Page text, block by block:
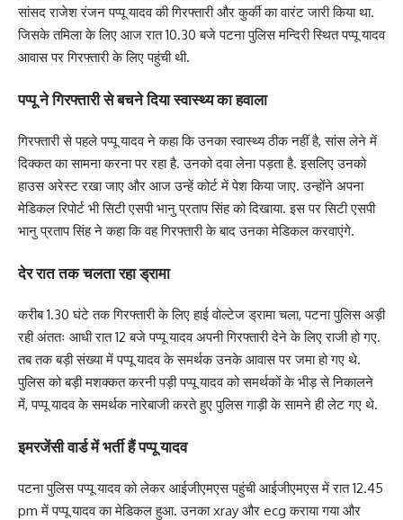
सांसद राजेश रंजन पप्पू यादव की गिरफ्तारी और कुर्की का वारंट जारी किया था.
जिसके तमिला के लिए आज रात 10.30 बजे पटना पुलिस मन्दिरी स्थित पप्पू यादव
आवास पर गिरफ्तारी के लिए पहुंची थी.
पप्पू ने गिरफ्तारी से बचने दिया स्वास्थ्य का हवाला
गिरफ्तारी से पहले पप्पू यादव ने कहा कि उनका स्वास्थ्य ठीक नहीं है, सांस लेने में
दिक्कत का सामना करना पर रहा है. उनको दवा लेना पड़ता है. इसलिए उनको
हाउस अरेस्ट रखा जाए और आज उन्हें कोर्ट में पेश किया जाए. उन्होंने अपना
मेडिकल रिपोर्ट भी सिटी एसपी भानु प्रताप सिंह को दिखाया. इस पर सिटी एसपी
भानु प्रताप सिंह ने कहा कि वह गिरफ्तारी के बाद उनका मेडिकल करवाएंगे.
देर रात तक चलता रहा ड्रामा
करीब 1.30 घंटे तक गिरफ्तारी के लिए हाई वोल्टेज ड्रामा चला, पटना पुलिस अड़ी
रही अंततः आधी रात 12 बजे पप्पू यादव अपनी गिरफ्तारी देने के लिए राजी हो गए.
तब तक बड़ी संख्या में पप्पू यादव के समर्थक उनके आवास पर जमा हो गए थे.
पुलिस को बड़ी मशक्कत करनी पड़ी पप्पू यादव को समर्थकों के भीड़ से निकालने
में, पप्पू यादव के समर्थक नारेबाजी करते हुए पुलिस गाड़ी के सामने ही लेट गए थे.
इमरजेंसी वार्ड में भर्ती हैं पप्पू यादव
पटना पुलिस पप्पू यादव को लेकर आईजीएमएस पहुंची आईजीएमएस में रात 12.45
pm में पप्पू यादव का मेडिकल हुआ. उनका xray और ecg कराया गया और